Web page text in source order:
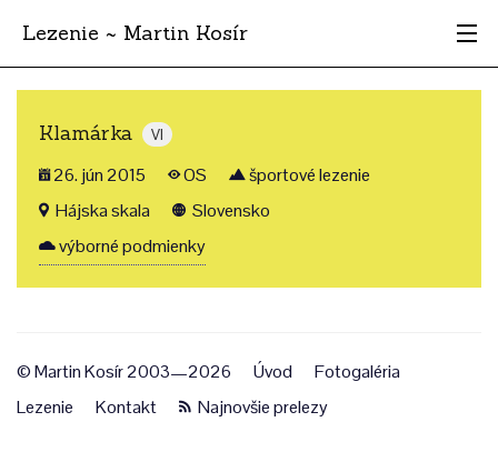
Lezenie ~ Martin Kosír
Najhodnotnejšie
Krajina
Štýl
Klamárka VI
26. jún 2015 OS
športové lezenie
Hájska skala
Slovensko
výborné podmienky
© Martin Kosír 2003—2026 Úvod
Fotogaléria
Lezenie
Kontakt Najnovšie prelezy